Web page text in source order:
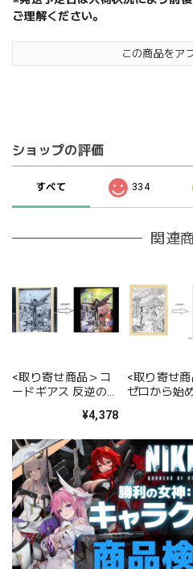
ご理解ください。
この商品をア
ショップの評価
すべて 334
関連
<取り寄せ商品＞コ
ードギアス 反逆のル
期キービジュアル)
¥4,378
<取り寄せ
ゼロから始